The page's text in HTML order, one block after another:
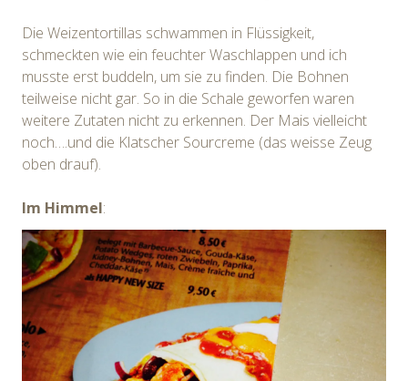
Die Weizentortillas schwammen in Flüssigkeit,
schmeckten wie ein feuchter Waschlappen und ich
musste erst buddeln, um sie zu finden. Die Bohnen
teilweise nicht gar. So in die Schale geworfen waren
weitere Zutaten nicht zu erkennen. Der Mais vielleicht
noch….und die Klatscher Sourcreme (das weisse Zeug
oben drauf).
Im Himmel: